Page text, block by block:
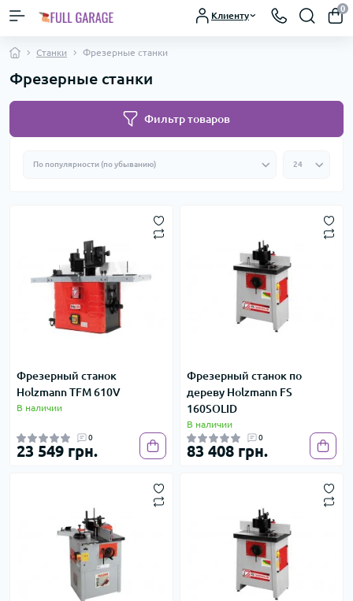
Клиенту
0
Станки Фрезерные станки
Фрезерные станки
Фильтр товаров
Фрезерный станок
Holzmann TFM 610V
В наличии
0
23 549 грн.
Фрезерный станок по
дереву Holzmann FS
160SOLID
В наличии
0
83 408 грн.